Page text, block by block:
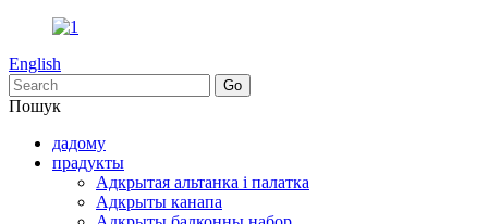
English
Пошук
дадому
прадукты
Адкрытая альтанка і палатка
Адкрыты канапа